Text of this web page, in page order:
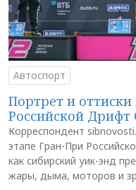
Автоспорт
Портрет и
Российской Дрифт
Корреспондент
этапе Гран-При
как сибирский уик-энд
жары, дыма, моторов и